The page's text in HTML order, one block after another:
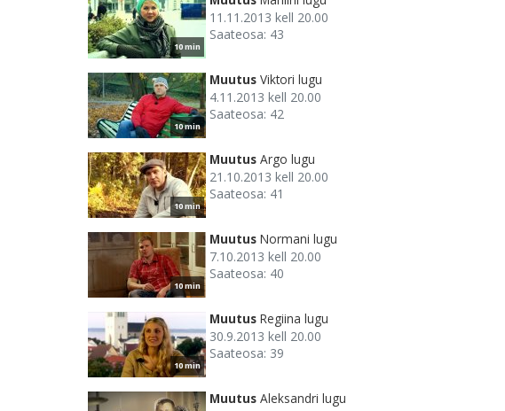
10 min
11.11.2013 kell 20.00
Saateosa: 43
10 min
Muutus Viktori lugu
4.11.2013 kell 20.00
Saateosa: 42
10 min
Muutus Argo lugu
21.10.2013 kell 20.00
Saateosa: 41
10 min
Muutus Normani lugu
7.10.2013 kell 20.00
Saateosa: 40
10 min
Muutus Regiina lugu
30.9.2013 kell 20.00
Saateosa: 39
Muutus Aleksandri lugu